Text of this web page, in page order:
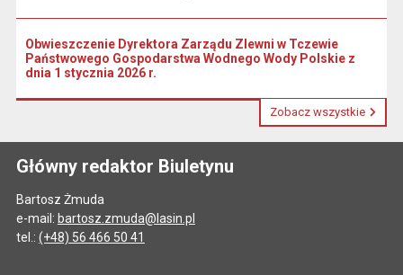
Obwieszczenie Dyrektora Zarządu Zlewni w Tczewie
Państwowego Gospodarstwa Wodnego Wody Polskie z
dnia 1 stycznia 2026 r.
Zobacz wszystkie
Główny redaktor Biuletynu
Bartosz Żmuda
e-mail: bartosz.zmuda@lasin.pl
tel.: (+48) 56 466 50 41